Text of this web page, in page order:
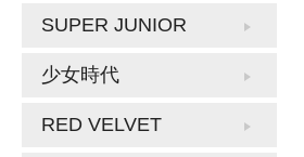
SUPER JUNIOR
少女時代
RED VELVET